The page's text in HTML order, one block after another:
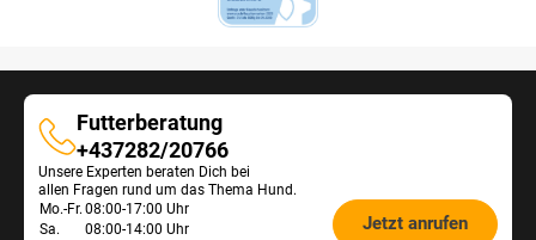
Futterberatung
Futterberatung
+437282/20766
Unsere Experten beraten Dich bei
allen Fragen rund um das Thema Hund.
Öffnungszeiten
Mo.-Fr. 08:00-17:00 Uhr
Sa.
08:00-14:00 Uhr Jetzt anrufen